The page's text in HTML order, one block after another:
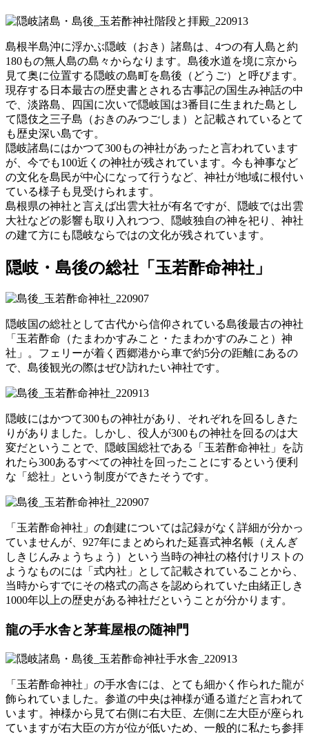
島根半島沖に浮かぶ隠岐（おき）諸島は、4つの有人島と約
180もの無人島の島々からなります。島後水道を境に京から
見て奥に位置する隠岐の島町を島後（どうご）と呼びます。
現存する日本最古の歴史書とされる古事記の国生み神話の中
で、淡路島、四国に次いで隠岐国は3番目に生まれた島とし
て隠伎之三子島（おきのみつごしま）と記載されているとて
も歴史深い島です。
隠岐諸島にはかつて300もの神社があったと言われています
が、今でも100近くの神社が残されています。今も神事など
の文化を島民が中心になって行うなど、神社が地域に根付い
ている様子も見受けられます。
島根県の神社と言えば出雲大社が有名ですが、隠岐では出雲
大社などの影響も取り入れつつ、隠岐独自の神を祀り、神社
の建て方にも隠岐ならではの文化が残されています。
隠岐・島後の総社「玉若酢命神社」
隠岐国の総社として古代から信仰されている島後最古の神社
「玉若酢命（たまわかすみこと・たまわかすのみこと）神
社」。フェリーが着く西郷港から車で約5分の距離にあるの
で、島後観光の際はぜひ訪れたい神社です。
隠岐にはかつて300もの神社があり、それぞれを回るしきた
りがありました。しかし、役人が300もの神社を回るのは大
変だということで、隠岐国総社である「玉若酢命神社」を訪
れたら300あるすべての神社を回ったことにするという便利
な「総社」という制度ができたそうです。
「玉若酢命神社」の創建については記録がなく詳細が分かっ
ていませんが、927年にまとめられた延喜式神名帳（えんぎ
しきじんみょうちょう）という当時の神社の格付けリストの
ようなものには「式内社」として記載されていることから、
当時からすでにその格式の高さを認められていた由緒正しき
1000年以上の歴史がある神社だということが分かります。
龍の手水舎と茅葺屋根の随神門
「玉若酢命神社」の手水舎には、とても細かく作られた龍が
飾られていました。参道の中央は神様が通る道だと言われて
います。神様から見て右側に右大臣、左側に左大臣が座られ
ていますが右大臣の方が位が低いため、一般的に私たち参拝